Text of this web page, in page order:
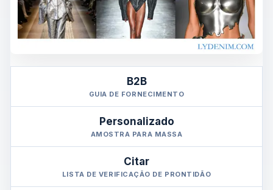
B2B
GUIA DE FORNECIMENTO
Personalizado
AMOSTRA PARA MASSA
Citar
LISTA DE VERIFICAÇÃO DE PRONTIDÃO